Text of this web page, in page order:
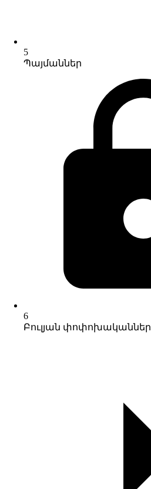
5
Պայմաններ
6
Բուլյան փոփոխականներ